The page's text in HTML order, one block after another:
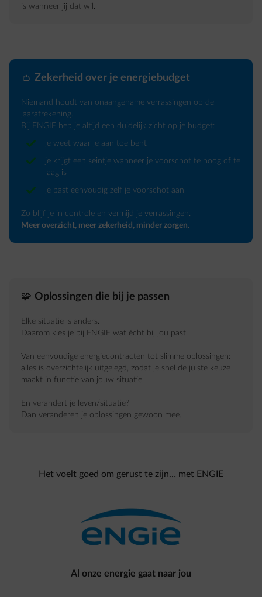
is wanneer jij dat wil.
👛 Zekerheid over je energiebudget
Niemand houdt van onaangename verrassingen op de
jaarafrekening.
Bij ENGIE heb je altijd een duidelijk zicht op je budget:
je weet waar je aan toe bent
je krijgt een seintje wanneer je voorschot te hoog of te
laag is
je past eenvoudig zelf je voorschot aan
Zo blijf je in controle en vermijd je verrassingen.
Meer overzicht, meer zekerheid, minder zorgen.
🧩 Oplossingen die bij je passen
Elke situatie is anders.
Daarom kies je bij ENGIE wat écht bij jou past.
Van eenvoudige energiecontracten tot slimme oplossingen:
alles is overzichtelijk uitgelegd, zodat je snel de juiste keuze
maakt in functie van jouw situatie.
En verandert je leven/situatie?
Dan veranderen je oplossingen gewoon mee.
Het voelt goed om gerust te zijn… met ENGIE
Al onze energie gaat naar jou